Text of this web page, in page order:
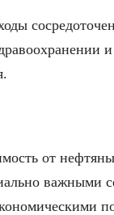
от
важными